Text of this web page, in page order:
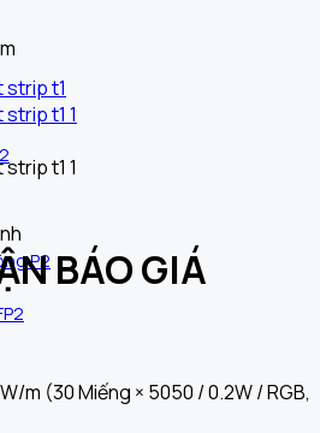
P2 BÁO GIÁ
m (30 Miếng × 5050 / 0.2W / RGB,